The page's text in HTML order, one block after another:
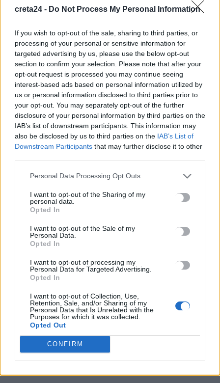
creta24 - Do Not Process My Personal Information
If you wish to opt-out of the sale, sharing to third parties, or
processing of your personal or sensitive information for
targeted advertising by us, please use the below opt-out
section to confirm your selection. Please note that after your
opt-out request is processed you may continue seeing
interest-based ads based on personal information utilized by
us or personal information disclosed to third parties prior to
your opt-out. You may separately opt-out of the further
disclosure of your personal information by third parties on the
IAB’s list of downstream participants. This information may
also be disclosed by us to third parties on the IAB’s List of
Downstream Participants that may further disclose it to other
Personal Data Processing Opt Outs
I want to opt-out of the Sharing of my
personal data.
Opted In
I want to opt-out of the Sale of my
Personal Data.
Opted In
I want to opt-out of processing my
Personal Data for Targeted Advertising.
Opted In
I want to opt-out of Collection, Use,
Retention, Sale, and/or Sharing of my
Personal Data that Is Unrelated with the
Purposes for which it was collected.
Opted Out
CONFIRM
Καλοκαίρι και αλλεργίες: Πότε απαιτείται προσοχή και ποια
8 Αυγούστου, 2026
Μυστράς: «Γιατί έβαλε τον πατέρα του στην κατάψυξη» – Το
μακάβριο σχέδιο που εξετάζουν οι Αρχές
8 Αυγούστου, 2026
TRENDING
# ΠΑΖΑΡΙ #ΤΟΥΡΙΣΜΟΣ ΓΙΑ ΟΛΟΥΣ #ΦΑΡΑΓΓΙ # ΜΕΣΙ
ΣΧΕΤΙΚΆ ΆΡΘΡΑ